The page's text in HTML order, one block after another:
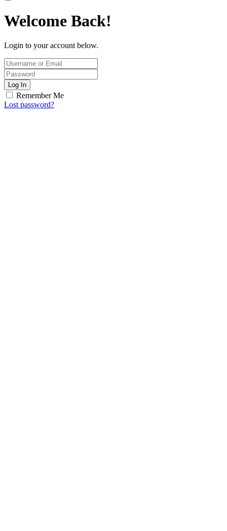
Welcome Back!
Login to your account below.
Log In
Remember Me
Lost password?